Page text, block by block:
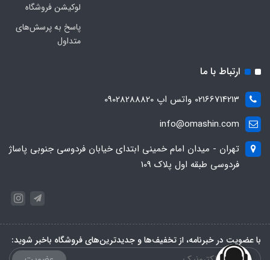
لوکیشن فروشگاه
پاسخ به پرسش‌های
متداول
ارتباط با ما
02166714213 واتس اپ 09028288820
info@omashin.com
تهران - میدان امام خمینی ابتدای خیابان فردوسی جنوبی پاساژ
فردوسی طبقه اول پلاک 109
با عضویت در خبرنامه، از تخفیف‌ها و جدیدترین‌های فروشگاه باخبر شوید: